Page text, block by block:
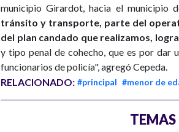
municipio Girardot, hacia el municipio
tránsito y transporte, parte del
del plan candado que realizamos,
y tipo penal de cohecho, que es por dar
funcionarios de policía", agregó Cepeda.
RELACIONADO: #principal #menor de